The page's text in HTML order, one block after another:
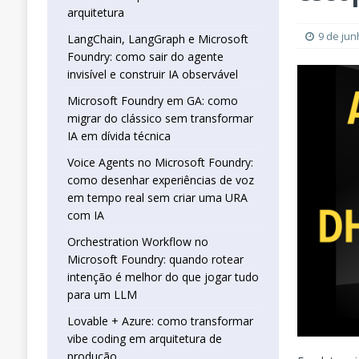
que jogar tudo para um LLM
[ 25 de abril de 2026 ]
Vibe Coding
9 de
arquitetura
LangChain, LangGraph e Microsoft
Foundry: como sair do agente
invisível e construir IA observável
Microsoft Foundry em GA: como
migrar do clássico sem transformar
IA em dívida técnica
Voice Agents no Microsoft Foundry:
como desenhar experiências de voz
em tempo real sem criar uma URA
com IA
Orchestration Workflow no
Microsoft Foundry: quando rotear
intenção é melhor do que jogar tudo
para um LLM
Lovable + Azure: como transformar
vibe coding em arquitetura de